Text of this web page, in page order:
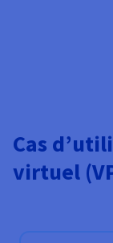
Cas
virtuel